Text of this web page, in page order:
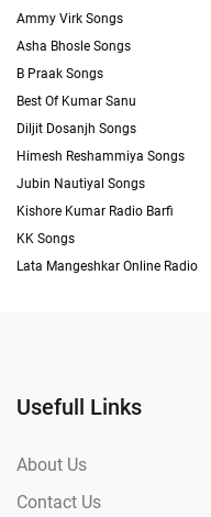
Ammy Virk Songs
Asha Bhosle Songs
B Praak Songs
Best Of Kumar Sanu
Diljit Dosanjh Songs
Himesh Reshammiya Songs
Jubin Nautiyal Songs
Kishore Kumar Radio Barfi
KK Songs
Lata Mangeshkar Online Radio
Usefull Links
About Us
Contact Us